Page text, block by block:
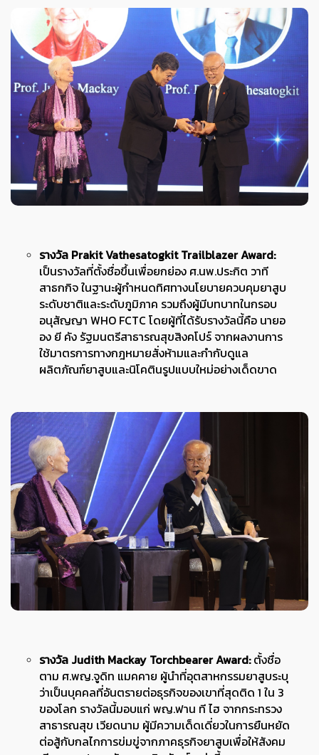
รางวัล Prakit Vathesatogkit Trailblazer Award:
เป็นรางวัลที่ตั้งชื่อขึ้นเพื่อยกย่อง ศ.นพ.ประกิต วาที
สาธกกิจ ในฐานะผู้กำหนดทิศทางนโยบายควบคุมยาสูบ
ระดับชาติและระดับภูมิภาค รวมถึงผู้มีบทบาทในกรอบ
อนุสัญญา WHO FCTC โดยผู้ที่ได้รับรางวัลนี้คือ นายอ
อง ยี คัง รัฐมนตรีสาธารณสุขสิงคโปร์ จากผลงานการ
ใช้มาตรการทางกฎหมายสั่งห้ามและกำกับดูแล
ผลิตภัณฑ์ยาสูบและนิโคตินรูปแบบใหม่อย่างเด็ดขาด
รางวัล Judith Mackay Torchbearer Award:ตั้งชื่อ
ตาม ศ.พญ.จูดิท แมคคาย ผู้นำที่อุตสาหกรรมยาสูบระบุ
ว่าเป็นบุคคลที่อันตรายต่อธุรกิจของเขาที่สุดติด 1 ใน 3
ของโลก รางวัลนี้มอบแก่ พญ.ฟาน ที ไฮ จากกระทรวง
สาธารณสุข เวียดนาม ผู้มีความเด็ดเดี่ยวในการยืนหยัด
ต่อสู้กับกลไกการข่มขู่จากภาคธุรกิจยาสูบเพื่อให้สังคม